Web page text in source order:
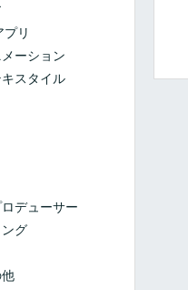
リ
ーション
スタイル
デューサー
グ